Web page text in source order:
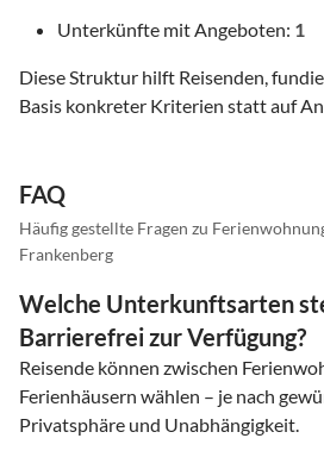
Unterkünfte mit Angeboten: 1
Diese Struktur hilft Reisenden,
Basis konkreter Kriterien statt auf
FAQ
Häufig gestellte Fragen zu
Frankenberg
Welche Unterkunftsarten
Barrierefrei zur Verfügung?
Reisende können zwischen
Ferienhäusern wählen – je nach
Privatsphäre und Unabhängigkeit.